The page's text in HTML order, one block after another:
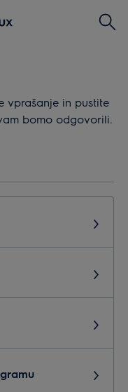
Išči
vprašanje in pustite
bomo odgovorili.